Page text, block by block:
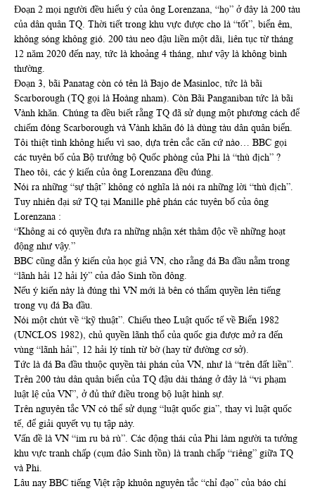
Đoạn 2 mọi người đều hiểu ý của ông Lorenzana, “họ” ở đây là 200 tàu
của dân quân TQ. Thời tiết trong khu vực được cho là “tốt”, biển êm,
không sóng không gió. 200 tàu neo đậu liền một dãi, liên tục từ tháng
12 năm 2020 đến nay, tức là khoảng 4 tháng, như vậy là không bình
thường.
Đoạn 3, bãi Panatag còn có tên là Bajo de Masinloc, tức là bãi
Scarborough (TQ gọi là Hoàng nham). Còn Bãi Panganiban tức là bãi
Vành khăn. Chúng ta đều biết rằng TQ đã sử dụng một phương cách để
chiếm đóng Scarborough và Vành khăn đó là dùng tàu dân quân biển.
Tôi thiệt tình không hiểu vì sao, dựa trên cắc căn cứ nào… BBC gọi
các tuyên bố của Bộ trưởng bộ Quốc phòng của Phi là “thù địch” ?
Theo tôi, các ý kiến của ông Lorenzana đều đúng.
Nói ra những “sự thật” không có nghĩa là nói ra những lời “thù địch”.
Tuy nhiên đại sứ TQ tại Manille phê phán các tuyên bố của ông
Lorenzana :
“Không ai có quyền đưa ra những nhận xét thâm độc về những hoạt
động như vậy.”
BBC cũng dẫn ý kiến của học giả VN, cho rằng đá Ba đầu nằm trong
“lãnh hải 12 hải lý” của đảo Sinh tồn đông.
Nếu ý kiến này là đúng thì VN mới là bên có thẩm quyền lên tiếng
trong vụ đá Ba đầu.
Nói một chút về “kỹ thuật”. Chiếu theo Luật quốc tế về Biển 1982
(UNCLOS 1982), chủ quyền lãnh thổ của quốc gia được mở ra đến
vùng “lãnh hải”, 12 hải lý tính từ bờ (hay từ đường cơ sở).
Tức là đá Ba đầu thuộc quyền tài phán của VN, như là “trên đất liền”.
Trên 200 tàu dân quân biển của TQ đậu dài tháng ở đây là “vi phạm
luật lệ của VN”, ở đủ thứ điều trong bộ luật hình sự.
Trên nguyên tắc VN có thể sử dụng “luật quốc gia”, thay vì luật quốc
tế, để giải quyết vụ tụ tập này.
Vấn đề là VN “im ru bà rù”. Các động thái của Phi làm người ta tưởng
khu vực tranh chấp (cụm đảo Sinh tồn) là tranh chấp “riêng” giữa TQ
và Phi.
Lâu nay BBC tiếng Việt rập khuôn nguyên tắc “chỉ đạo” của báo chí